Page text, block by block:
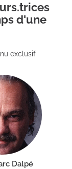
d'une
exclusif
Dalpé